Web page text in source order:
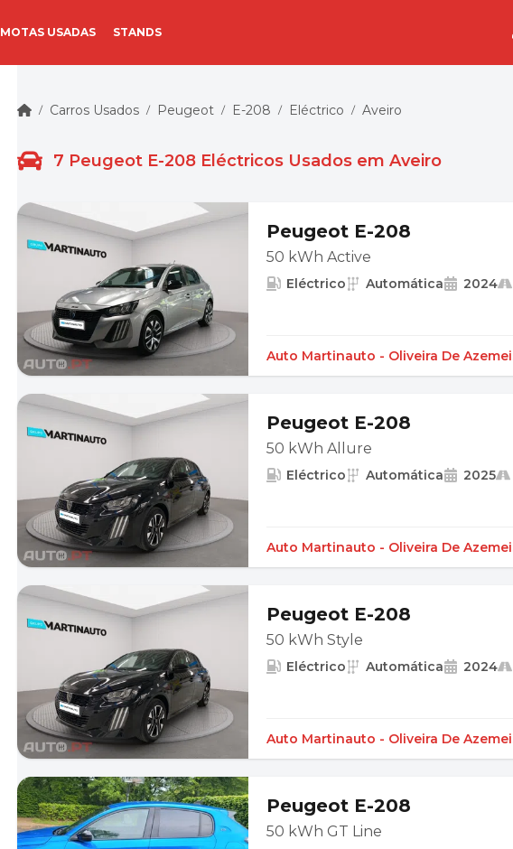
MOTAS USADAS STANDS
/ Carros Usados / Peugeot / E-208 / Eléctrico / Aveiro
7 Peugeot E-208 Eléctricos Usados em Aveiro
Peugeot E-208
50 kWh Active
Eléctrico Automática 2024
Auto Martinauto - Oliveira De
Peugeot E-208
50 kWh Allure
Eléctrico Automática 2025
Auto Martinauto - Oliveira De
Peugeot E-208
50 kWh Style
Eléctrico Automática 2024
Auto Martinauto - Oliveira De
Peugeot E-208
50 kWh GT Line